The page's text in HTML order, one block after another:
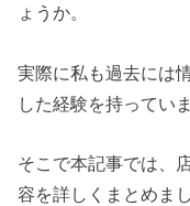
ょうか。
実際に私も過去には
した経験を持っていま
そこで本記事では、
容を詳しくまとめまし